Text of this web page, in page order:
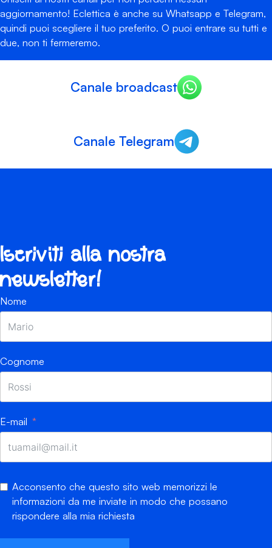
aggiornamento! Eclettica è anche su Whatsapp e Telegram,
quindi puoi scegliere il tuo preferito. O puoi entrare su tutti e
due, non ti fermeremo.
Canale broadcast
Canale Telegram
Iscriviti alla nostra
newsletter!
Nome
Cognome
E-mail
Acconsento che questo sito web memorizzi le
informazioni da me inviate in modo che possano
rispondere alla mia richiesta